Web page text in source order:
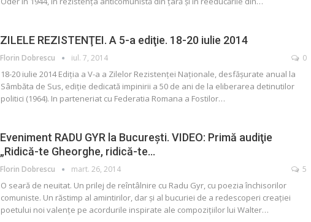
ZILELE REZISTENŢEI. A 5-a ediţie. 18-20 iulie 2014
Florin Dobrescu iul. 7, 2014 0
18-20 iulie 2014 Ediţia a V-a a Zilelor Rezistenţei Naţionale, desfăşurate anual la
Sâmbăta de Sus, ediţie dedicată impinirii a 50 de ani de la eliberarea detinutilor
politici (1964). In parteneriat cu Federatia Romana a Fostilor…
Eveniment RADU GYR la Bucureşti. VIDEO: Primă audiţie
„Ridică-te Gheorghe, ridică-te…
Florin Dobrescu mart. 26, 2014 5
O seară de neuitat. Un prilej de reîntâlnire cu Radu Gyr, cu poezia închisorilor
comuniste. Un răstimp al amintirilor, dar şi al bucuriei de a redescoperi creaţiei
poetului noi valenţe pe acordurile inspirate ale compoziţiilor lui Walter…